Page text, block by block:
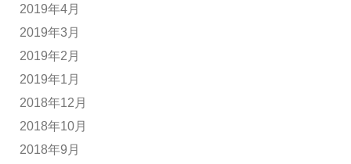
2019年4月
2019年3月
2019年2月
2019年1月
2018年12月
2018年10月
2018年9月